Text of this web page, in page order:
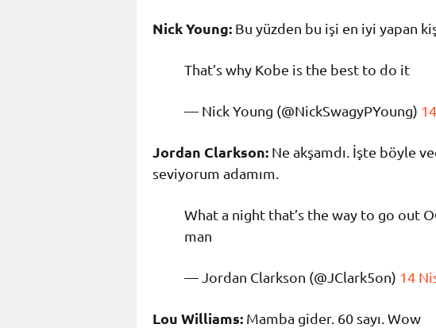
Nick Young: Bu yüzden bu işi en iyi yapan
That’s why Kobe is the best to do it
— Nick Young (@NickSwagyPYoung)
Jordan Clarkson: Ne akşamdı. İşte böyle
seviyorum adamım.
What a night that’s the way to go out
man
— Jordan Clarkson (@JClark5on) 14
Lou Williams: Mamba gider. 60 sayı. Wow